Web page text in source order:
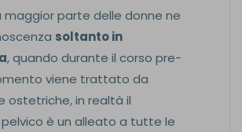
maggior parte delle donne ne
soltanto in
, quando durante il corso pre-
viene trattato da
ostetriche, in realtà il
è un alleato a tutte le